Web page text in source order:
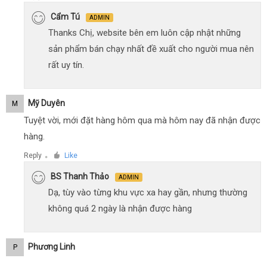
Cẩm Tú ADMIN
Thanks Chị, website bên em luôn cập nhật những
sản phẩm bán chạy nhất đề xuất cho người mua nên
rất uy tín.
M Mỹ Duyên
Tuyệt vời, mới đặt hàng hôm qua mà hôm nay đã nhận được
hàng.
Reply ● Like
BS Thanh Thảo ADMIN
Dạ, tùy vào từng khu vực xa hay gần, nhưng thường
không quá 2 ngày là nhận được hàng
P Phương Linh